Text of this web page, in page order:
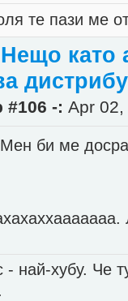
те пази ме
като
#106 -: Apr
би ме
- най-хубу. Че